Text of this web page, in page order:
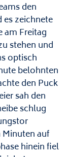
den
es zeichnete
am Freitag
stehen und
optisch
belohnten
den Puck
sah den
schlug
auf
hinein fiel